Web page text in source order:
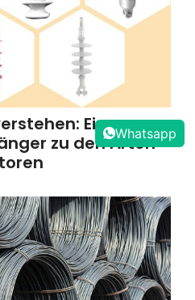
Ein
zu den Arten
Whatsapp